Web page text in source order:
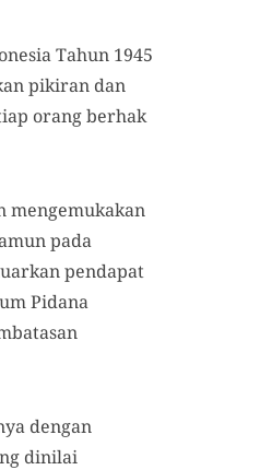
Tahun 1945
pikiran dan
orang berhak
mengemukakan
pada
pendapat
Pidana
dengan
dinilai